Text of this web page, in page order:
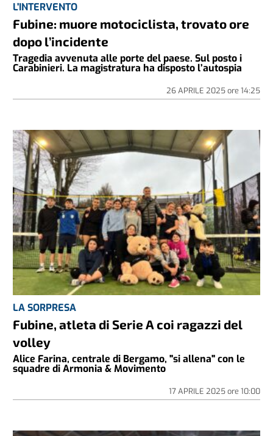
L'INTERVENTO
Fubine: muore motociclista, trovato ore
dopo l’incidente
Tragedia avvenuta alle porte del paese. Sul posto i
Carabinieri. La magistratura ha disposto l’autospia
26 APRILE 2025ore 14:25
LA SORPRESA
Fubine, atleta di Serie A coi ragazzi del
volley
Alice Farina, centrale di Bergamo, "si allena" con le
squadre di Armonia & Movimento
17 APRILE 2025ore 10:00